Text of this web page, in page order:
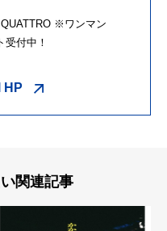
QUATTRO ※ワンマン
受付中！
HP
関連記事